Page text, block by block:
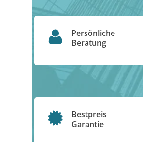
Persönliche
Beratung
Bestpreis
Garantie